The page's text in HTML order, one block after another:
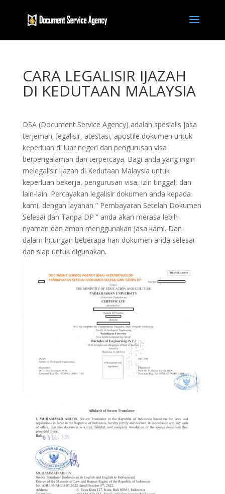
CARA LEGALISIR IJAZAH
DI KEDUTAAN MALAYSIA
DSA (Document Service Agency) adalah spesialis jasa
terjemah, legalisir, atestasi, apostile dokumen untuk
keperluan di luar negeri dan pengurusan visa
berpengalaman dan terpercaya. Bagi anda yang ingin
melegalisir ijazah di Kedutaan Malaysia untuk
keperluan bekerja, pengurusan visa, izin tinggal, dan
lain-lain. Percayakan legalisir dokumen anda kepada
kami, dengan layanan ” Pembayaran Setelah Dokumen
Selesai dan Tanpa DP ” anda akan merasa lebih
nyaman dan aman menggunakan jasa kami. Dan
dalam hitungan beberapa hari dokumen anda selesai
dan siap untuk digunakan.